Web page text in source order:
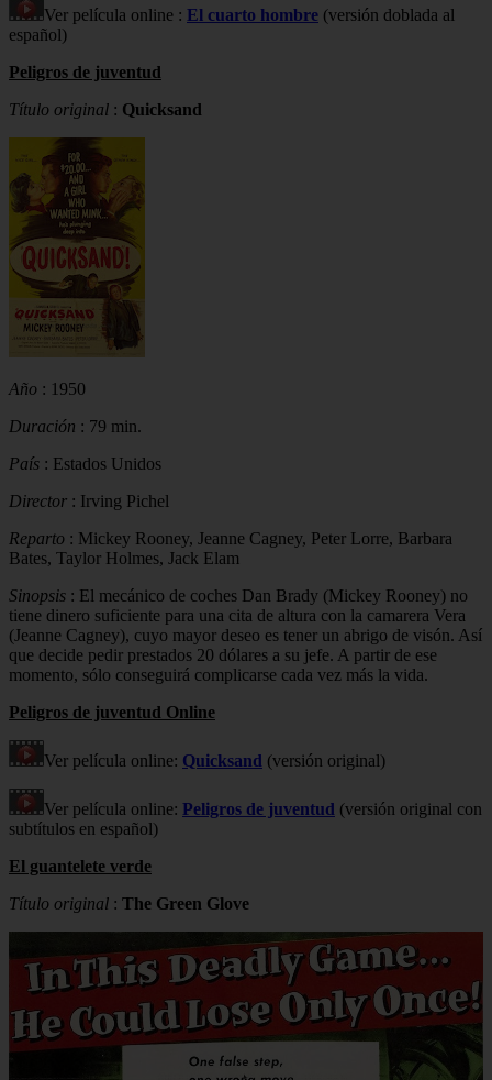
Ver película online : El cuarto hombre (versión doblada al
español)
Peligros de juventud
Título original : Quicksand
Año : 1950
Duración : 79 min.
País : Estados Unidos
Director : Irving Pichel
Reparto : Mickey Rooney, Jeanne Cagney, Peter Lorre, Barbara
Bates, Taylor Holmes, Jack Elam
Sinopsis : El mecánico de coches Dan Brady (Mickey Rooney) no
tiene dinero suficiente para una cita de altura con la camarera Vera
(Jeanne Cagney), cuyo mayor deseo es tener un abrigo de visón. Así
que decide pedir prestados 20 dólares a su jefe. A partir de ese
momento, sólo conseguirá complicarse cada vez más la vida.
Peligros de juventud Online
Ver película online: Quicksand (versión original)
Ver película online: Peligros de juventud (versión original con
subtítulos en español)
El guantelete verde
Título original : The Green Glove